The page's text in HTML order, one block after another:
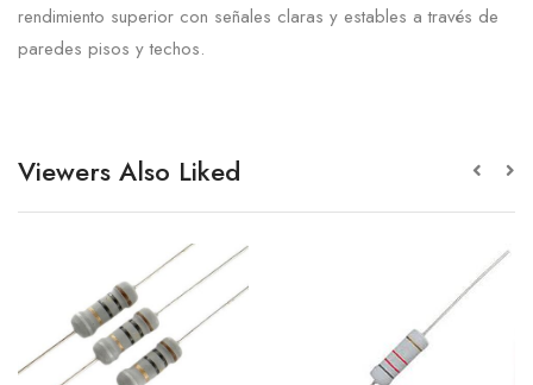
rendimiento superior con señales claras y estables a través de
paredes pisos y techos.
Viewers Also Liked